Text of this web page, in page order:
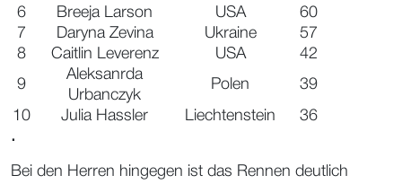
6
Breeja Larson USA
60
7
Daryna Zevina Ukraine
57
8
Caitlin Leverenz USA 42
9
Aleksanrda
Urbanczyk
Polen 39
10 Julia Hassler Liechtenstein
36
.
Bei den Herren hingegen ist das Rennen deutlich